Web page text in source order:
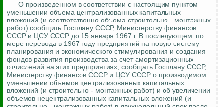
О произведенном в соответствии с настоящим пунктом
уменьшении объема централизованных капитальных
вложений (и соответственно объема строительно - монтажных
работ) сообщить Госплану СССР, Министерству финансов
СССР и ЦСУ СССР до 15 января 1967 г. В последующем, по
мере перевода в 1967 году предприятий на новую систему
планирования и экономического стимулирования и создания
фондов развития производства за счет амортизационных
отчислений на этих предприятиях, сообщать Госплану СССР,
Министерству финансов СССР и ЦСУ СССР о производимом
уменьшении объемов централизованных капитальных
вложений (и строительно - монтажных работ) и об увеличении
объемов нецентрализованных капитальных вложений (и